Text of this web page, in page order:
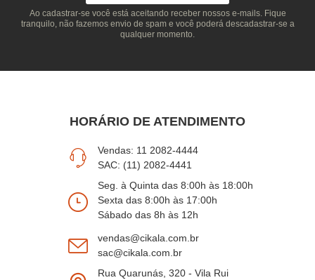
Ao cadastrar-se você está aceitando receber nossos e-mails. Fique
tranquilo, não fazemos envio de spam e você poderá descadastrar-se a
qualquer momento.
HORÁRIO DE ATENDIMENTO
Vendas: 11 2082-4444
SAC: (11) 2082-4441
Seg. à Quinta das 8:00h às 18:00h
Sexta das 8:00h às 17:00h
Sábado das 8h às 12h
vendas@cikala.com.br
sac@cikala.com.br
Rua Quarunás, 320 - Vila Rui